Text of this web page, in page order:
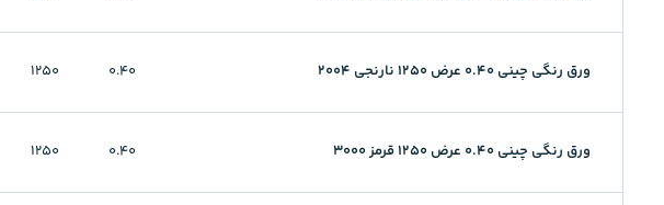
ورق رنگی چینی 0.40 عرض 1250 نارنجی 2004 0.40
1250
ورق رنگی چینی 0.40 عرض 1250 قرمز 3000 0.40
1250